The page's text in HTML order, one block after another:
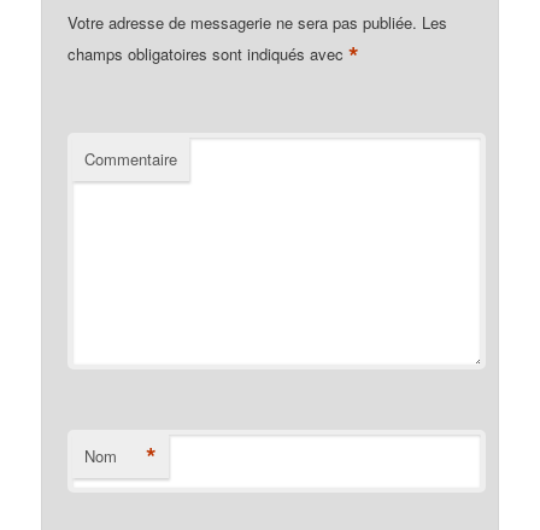
Votre adresse de messagerie ne sera pas publiée. Les
champs obligatoires sont indiqués avec*
Commentaire
Nom *